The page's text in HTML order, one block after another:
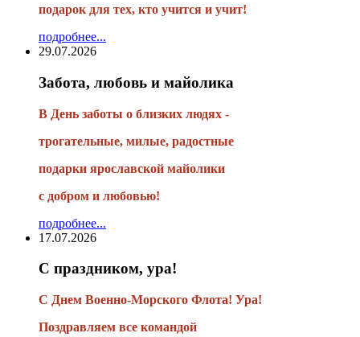
подарок для тех, кто учится и учит!
подробнее...
29.07.2026
Забота, любовь и майолика
В День заботы о близких людях -
трогательные, милые, радостные
подарки ярославской майолики
с добром и любовью!
подробнее...
17.07.2026
С праздником, ура!
С Днем Военно-Морского Флота! Ура!
Поздравляем все командой